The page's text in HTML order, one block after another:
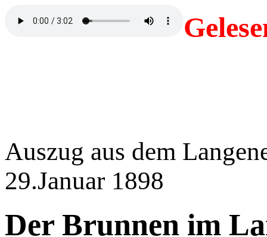
Auszug aus dem
29.Januar 1898
Der Brunnen im